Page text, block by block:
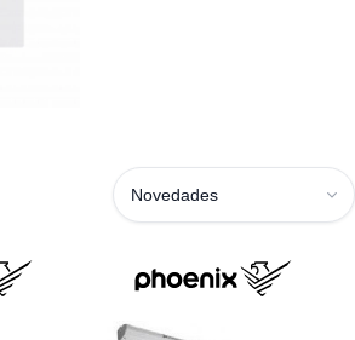
Novedades